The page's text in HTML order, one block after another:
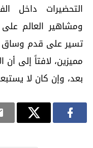
التحضيرات داخل
ومشاهير العالم
تسير على قدم وساق
مميزين، لافتاً إلى
بعد، وإن كان لا